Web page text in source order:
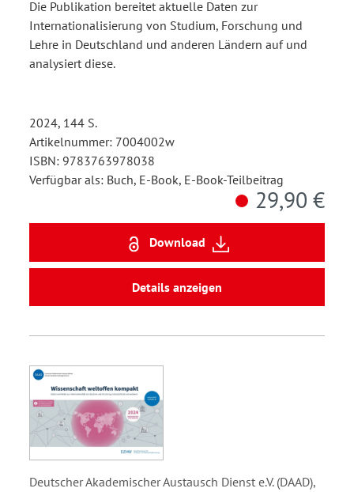
Die Publikation bereitet aktuelle Daten zur
Internationalisierung von Studium, Forschung und
Lehre in Deutschland und anderen Ländern auf und
analysiert diese.
2024, 144 S.
Artikelnummer: 7004002w
ISBN: 9783763978038
Verfügbar als: Buch, E-Book, E-Book-Teilbeitrag
29,90 €
Download
Details anzeigen
Deutscher Akademischer Austausch Dienst e.V. (DAAD),